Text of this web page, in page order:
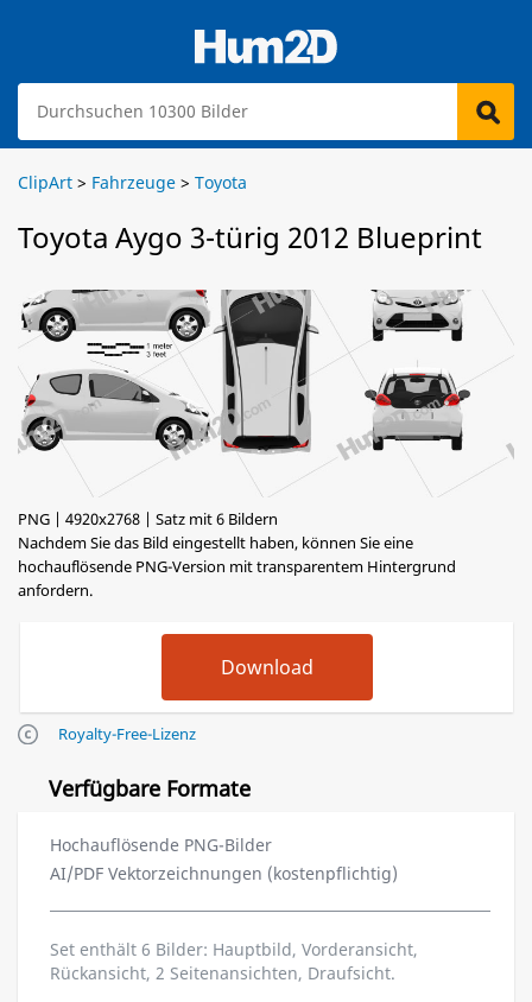
ClipArt > Fahrzeuge > Toyota
Toyota Aygo 3-türig 2012 Blueprint
PNG | 4920x2768 | Satz mit 6 Bildern
Nachdem Sie das Bild eingestellt haben, können Sie eine
hochauflösende PNG-Version mit transparentem Hintergrund
anfordern.
Royalty-Free-Lizenz
Verfügbare Formate
Hochauflösende PNG-Bilder
AI/PDF Vektorzeichnungen (kostenpflichtig)
Set enthält 6 Bilder: Hauptbild, Vorderansicht,
Rückansicht, 2 Seitenansichten, Draufsicht.